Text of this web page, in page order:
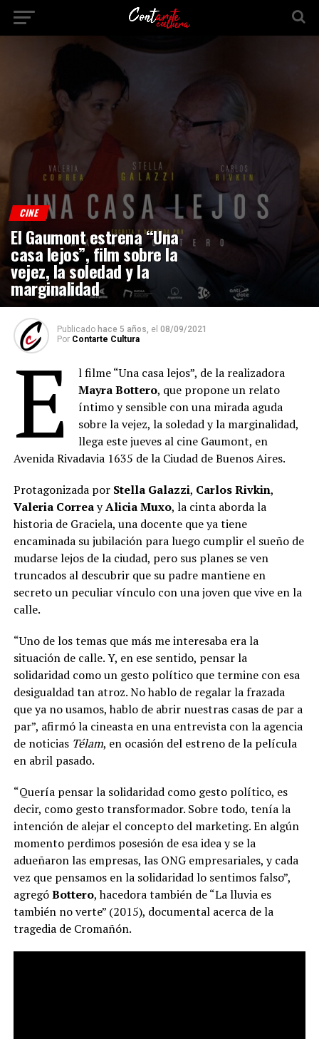
CINE
El Gaumont estrena “Una
casa lejos”, film sobre la
vejez, la soledad y la
marginalidad
Publicado hace 5 años, el 08/09/2021
Por Contarte Cultura
E
l filme “Una casa lejos”, de la realizadora
Mayra Bottero, que propone un relato
íntimo y sensible con una mirada aguda
sobre la vejez, la soledad y la marginalidad,
llega este jueves al cine Gaumont, en
Avenida Rivadavia 1635 de la Ciudad de Buenos Aires.
Protagonizada por Stella Galazzi, Carlos Rivkin,
Valeria CorreayAlicia Muxo, la cinta aborda la
historia de Graciela, una docente que ya tiene
encaminada su jubilación para luego cumplir el sueño de
mudarse lejos de la ciudad, pero sus planes se ven
truncados al descubrir que su padre mantiene en
secreto un peculiar vínculo con una joven que vive en la
calle.
“Uno de los temas que más me interesaba era la
situación de calle. Y, en ese sentido, pensar la
solidaridad como un gesto político que termine con esa
desigualdad tan atroz. No hablo de regalar la frazada
que ya no usamos, hablo de abrir nuestras casas de par a
par”, afirmó la cineasta en una entrevista con la agencia
de noticias Télam, en ocasión del estreno de la película
en abril pasado.
“Quería pensar la solidaridad como gesto político, es
decir, como gesto transformador. Sobre todo, tenía la
intención de alejar el concepto del marketing. En algún
momento perdimos posesión de esa idea y se la
adueñaron las empresas, las ONG empresariales, y cada
vez que pensamos en la solidaridad lo sentimos falso”,
agregóBottero, hacedora también de “La lluvia es
también no verte” (2015), documental acerca de la
tragedia de Cromañón.